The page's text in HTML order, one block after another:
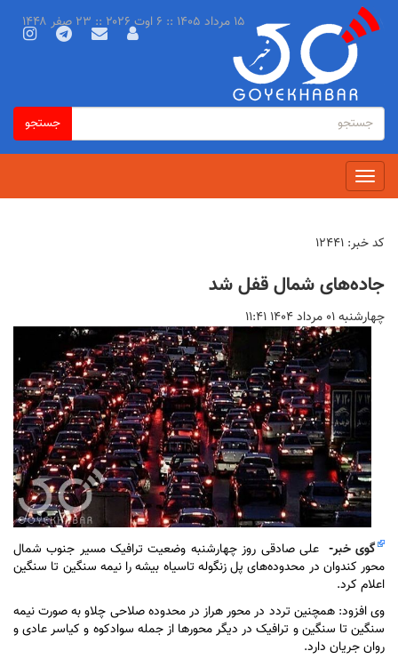
فرم
جستجو
جستجو
جستجو
Toggle
navigation
۱۵ مرداد ۱۴۰۵ :: ۶ اوت ۲۰۲۶ :: ۲۳ صفر ۱۴۴۸
کد خبر: ۱۲۴۴۱
جاده‌های شمال قفل شد
چهارشنبه ۰۱ مرداد ۱۴۰۴ ۱۱:۴۱
گوی خبر-علی صادقی روز چهارشنبه وضعیت ترافیک مسیر جنوب شمال
محور کندوان در محدوده‌های پل زنگوله تاسیاه بیشه را نیمه سنگین تا سنگین
اعلام کرد.
وی افزود: همچنین تردد در محور هراز در محدوده صلاحی چلاو به صورت نیمه
سنگین تا سنگین و ترافیک در دیگر محور‌ها از جمله سوادکوه و کیاسر عادی و
روان جریان دارد.